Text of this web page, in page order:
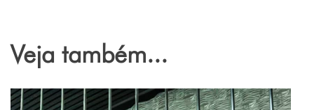
Veja também...